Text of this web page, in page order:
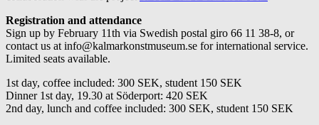
Registration and attendance
Sign up by February 11th via Swedish postal giro 66 11 38-8, or
contact us at info@kalmarkonstmuseum.se for international service.
Limited seats available.
1st day, coffee included: 300 SEK, student 150 SEK
Dinner 1st day, 19.30 at Söderport: 420 SEK
2nd day, lunch and coffee included: 300 SEK, student 150 SEK